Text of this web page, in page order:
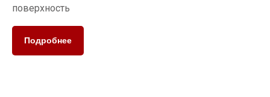
поверхность
Подробнее